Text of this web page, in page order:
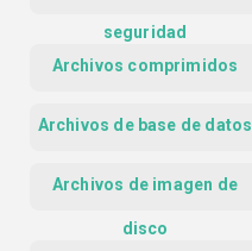
seguridad
Archivos comprimidos
Archivos de base de datos
Archivos de imagen de
disco